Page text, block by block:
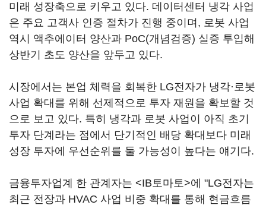
미래 성장축으로 키우고 있다. 데이터센터 냉각 사업
은 주요 고객사 인증 절차가 진행 중이며, 로봇 사업
역시 액추에이터 양산과 PoC(개념검증) 실증 투입해
상반기 초도 양산을 앞두고 있다.
시장에서는 본업 체력을 회복한 LG전자가 냉각·로봇
사업 확대를 위해 선제적으로 투자 재원을 확보할 것
으로 보고 있다. 특히 냉각과 로봇 사업이 아직 초기
투자 단계라는 점에서 단기적인 배당 확대보다 미래
성장 투자에 우선순위를 둘 가능성이 높다는 얘기다.
금융투자업계 한 관계자는 <IB토마토>에 "LG전자는
최근 전장과 HVAC 사업 비중 확대를 통해 현금흐름